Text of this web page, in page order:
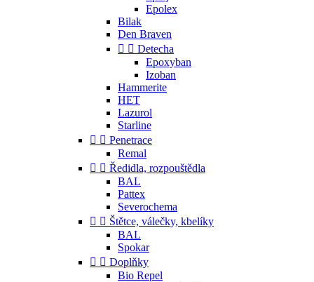
Epolex
Bilak
Den Braven
  Detecha
Epoxyban
Izoban
Hammerite
HET
Lazurol
Starline
  Penetrace
Remal
  Ředidla, rozpouštědla
BAL
Pattex
Severochema
  Štětce, válečky, kbelíky
BAL
Spokar
  Doplňky
Bio Repel